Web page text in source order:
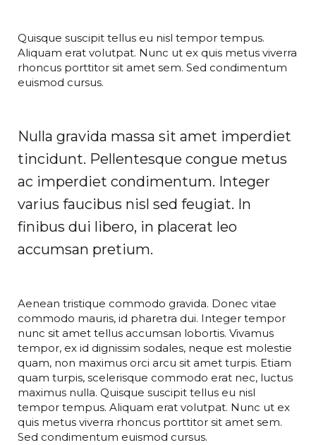
Quisque suscipit tellus eu nisl tempor tempus.
Aliquam erat volutpat. Nunc ut ex quis metus viverra
rhoncus porttitor sit amet sem. Sed condimentum
euismod cursus.
Nulla gravida massa sit amet imperdiet
tincidunt. Pellentesque congue metus
ac imperdiet condimentum. Integer
varius faucibus nisl sed feugiat. In
finibus dui libero, in placerat leo
accumsan pretium.
Aenean tristique commodo gravida. Donec vitae
commodo mauris, id pharetra dui. Integer tempor
nunc sit amet tellus accumsan lobortis. Vivamus
tempor, ex id dignissim sodales, neque est molestie
quam, non maximus orci arcu sit amet turpis. Etiam
quam turpis, scelerisque commodo erat nec, luctus
maximus nulla. Quisque suscipit tellus eu nisl
tempor tempus. Aliquam erat volutpat. Nunc ut ex
quis metus viverra rhoncus porttitor sit amet sem.
Sed condimentum euismod cursus.